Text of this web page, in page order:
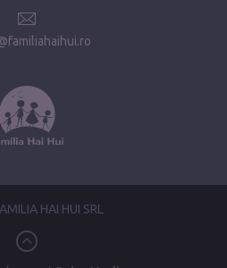
HAI HUI SRL